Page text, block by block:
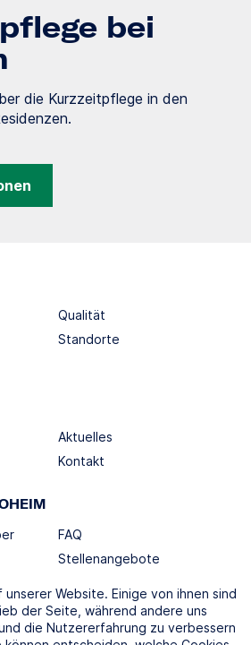
bei
die Kurzzeitpflege in den
Qualität
Standorte
Aktuelles
Kontakt
FAQ
Stellenangebote
Website. Einige von ihnen sind
der Seite, während andere uns
die Nutzererfahrung zu verbessern